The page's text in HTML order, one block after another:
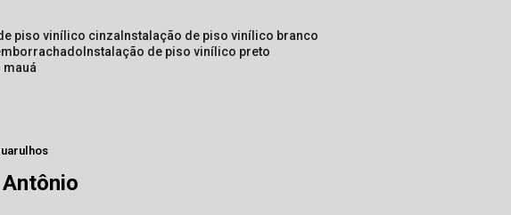
piso vinílico cinza instalação de piso vinílico branco
instalação de piso vinílico preto
mauá